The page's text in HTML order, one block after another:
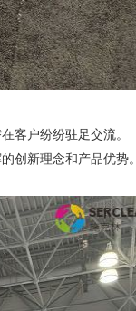
客户纷纷驻足交流。
创新理念和产品优势。